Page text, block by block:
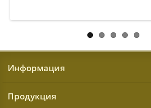
Информация
Продукция